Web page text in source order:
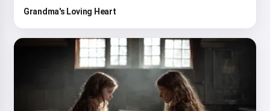
Grandma's Loving Heart